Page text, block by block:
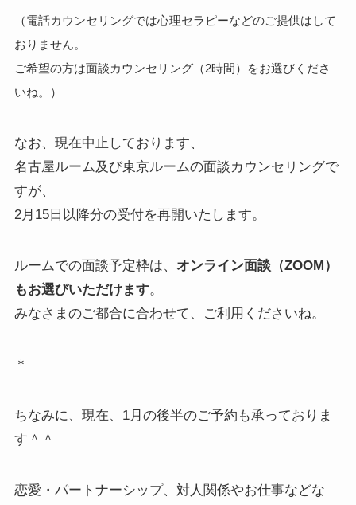
（電話カウンセリングでは心理セラピーなどのご提供はして
おりません。
ご希望の方は面談カウンセリング（2時間）をお選びくださ
いね。）
なお、現在中止しております、
名古屋ルーム及び東京ルームの面談カウンセリングで
すが、
2月15日以降分の受付を再開いたします。
ルームでの面談予定枠は、 オンライン面談（ZOOM）
もお選びいただけます。
みなさまのご都合に合わせて、ご利用くださいね。
＊
ちなみに、現在、1月の後半のご予約も承っておりま
す＾＾
恋愛・パートナーシップ、対人関係やお仕事などな